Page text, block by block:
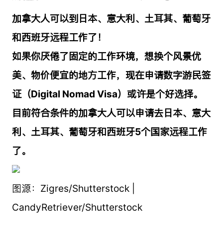
加拿大人可以到日本、意大利、土耳其、葡萄牙
和西班牙远程工作了！
如果你厌倦了固定的工作环境，想换个风景优
美、物价便宜的地方工作，现在申请数字游民签
证（Digital Nomad Visa）或许是个好选择。
目前符合条件的加拿大人可以申请去日本、意大
利、土耳其、葡萄牙和西班牙5个国家远程工作
了。
图源：Zigres/Shutterstock |
CandyRetriever/Shutterstock